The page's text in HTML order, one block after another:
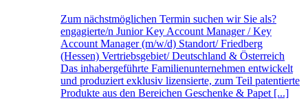
Zum nächstmöglichen Termin suchen wir Sie als?
engagierte/n Junior Key Account Manager / Key
Account Manager (m/w/d) Standort/ Friedberg
(Hessen) Vertriebsgebiet/ Deutschland & Österreich
Das inhabergeführte Familienunternehmen entwickelt
und produziert exklusiv lizensierte, zum Teil patentierte
Produkte aus den Bereichen Geschenke & Papet [...]